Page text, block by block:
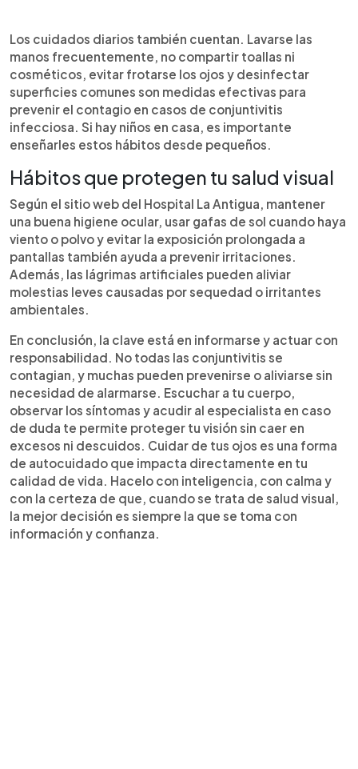
Los cuidados diarios también cuentan. Lavarse las
manos frecuentemente, no compartir toallas ni
cosméticos, evitar frotarse los ojos y desinfectar
superficies comunes son medidas efectivas para
prevenir el contagio en casos de conjuntivitis
infecciosa. Si hay niños en casa, es importante
enseñarles estos hábitos desde pequeños.
Hábitos que protegen tu salud visual
Según el sitio web del Hospital La Antigua, mantener
una buena higiene ocular, usar gafas de sol cuando haya
viento o polvo y evitar la exposición prolongada a
pantallas también ayuda a prevenir irritaciones.
Además, las lágrimas artificiales pueden aliviar
molestias leves causadas por sequedad o irritantes
ambientales.
En conclusión, la clave está en informarse y actuar con
responsabilidad. No todas las conjuntivitis se
contagian, y muchas pueden prevenirse o aliviarse sin
necesidad de alarmarse. Escuchar a tu cuerpo,
observar los síntomas y acudir al especialista en caso
de duda te permite proteger tu visión sin caer en
excesos ni descuidos. Cuidar de tus ojos es una forma
de autocuidado que impacta directamente en tu
calidad de vida. Hacelo con inteligencia, con calma y
con la certeza de que, cuando se trata de salud visual,
la mejor decisión es siempre la que se toma con
información y confianza.